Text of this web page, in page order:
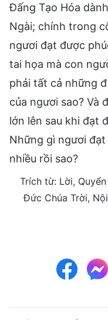
Đấng Tạo Hóa
Ngài; chính trong
ngươi đạt được
tai họa mà con
phải tất cả những
của ngươi sao? Và
lớn lên sau khi đạt
Những gì ngươi
nhiều rồi sao?
Trích từ: Lời,
Đức Chúa Trời,